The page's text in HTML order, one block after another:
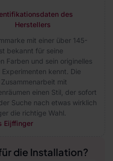
des
Herstellers
mit einer über 145-
bekannt für seine
Farben und sein originelles
kennt. Die
mit
einen Stil, der sofort
Suche nach etwas wirklich
die richtige Wahl.
Eijffinger
die Installation?